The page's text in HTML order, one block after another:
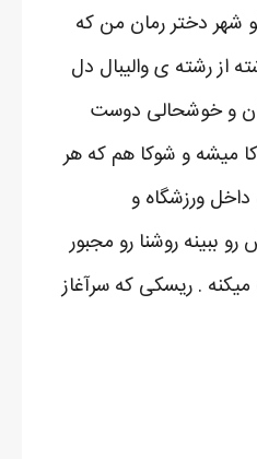
شهر دختر رمان من که
از رشته ی والیبال دل
و خوشحالی دوست
میشه و شوکا هم که هر
ورزشگاه و
ببینه روشنا رو مجبور
. ریسکی که سرآغاز